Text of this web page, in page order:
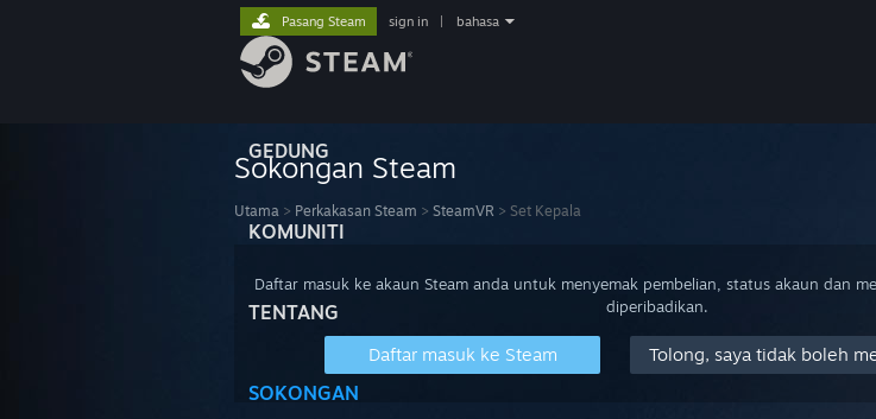
GEDUNG
KOMUNITI
TENTANG
SOKONGAN
Pasang Steam sign in bahasa
Sokongan Steam
Utama > Perkakasan Steam > SteamVR > Set Kepala
Daftar masuk ke akaun Steam anda untuk menyemak pembelian, status akaun dan
diperibadikan.
Daftar masuk ke Steam Tolong, saya tidak boleh